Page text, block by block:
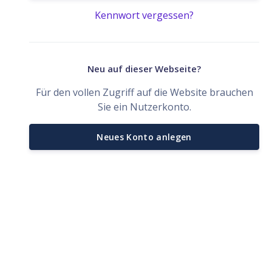
Kennwort vergessen?
Neu auf dieser Webseite?
Für den vollen Zugriff auf die Website brauchen
Sie ein Nutzerkonto.
Neues Konto anlegen